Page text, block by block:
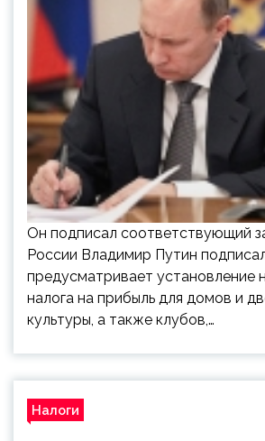
Он подписал соответствующий
России Владимир Путин
предусматривает установление
налога на прибыль для домов и
культуры, а также клубов,…
Налоги